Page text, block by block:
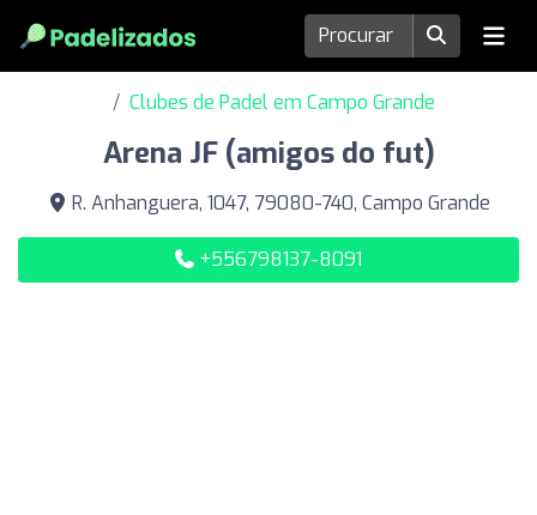
Clubes de Padel em Campo Grande
Arena JF (amigos do fut)
R. Anhanguera, 1047, 79080-740, Campo Grande
+556798137-8091